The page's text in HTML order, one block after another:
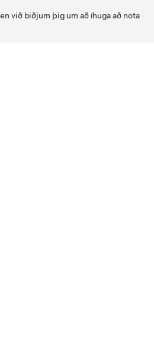
við biðjum þig um að íhuga að nota